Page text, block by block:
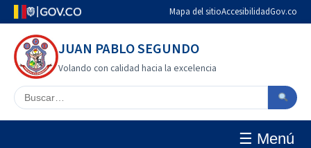
Mapa del sitioAccesibilidadGov.co
JUAN PABLO SEGUNDO
Volando con calidad hacia la excelencia
Buscar en el sitio
☰ Menú